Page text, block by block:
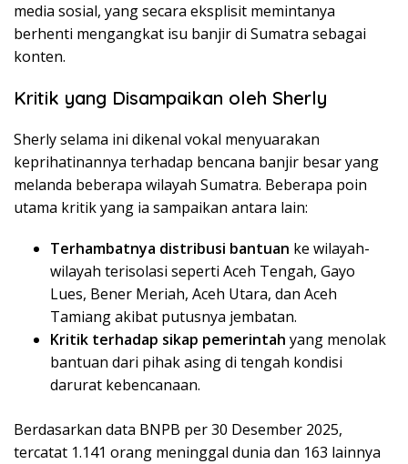
media sosial, yang secara eksplisit memintanya
berhenti mengangkat isu banjir di Sumatra sebagai
konten.
Kritik yang Disampaikan oleh Sherly
Sherly selama ini dikenal vokal menyuarakan
keprihatinannya terhadap bencana banjir besar yang
melanda beberapa wilayah Sumatra. Beberapa poin
utama kritik yang ia sampaikan antara lain:
Terhambatnya distribusi bantuan ke wilayah-
wilayah terisolasi seperti Aceh Tengah, Gayo
Lues, Bener Meriah, Aceh Utara, dan Aceh
Tamiang akibat putusnya jembatan.
Kritik terhadap sikap pemerintah yang menolak
bantuan dari pihak asing di tengah kondisi
darurat kebencanaan.
Berdasarkan data BNPB per 30 Desember 2025,
tercatat 1.141 orang meninggal dunia dan 163 lainnya